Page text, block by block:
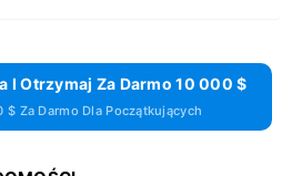
I Otrzymaj Za Darmo 10 000 $
$ Za Darmo Dla Początkujących